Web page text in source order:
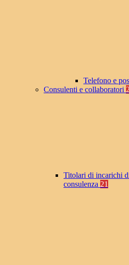
Telefono e
Consulenti e collaboratori
Titolari di incarichi
consulenza 21